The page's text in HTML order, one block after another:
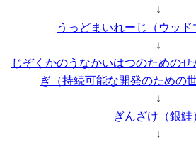
↓
うっどまいれーじ（ウッド
↓
じぞくかのうなかいはつのための
ぎ（持続可能な開発のための
↓
ぎんざけ（銀鮭
↓